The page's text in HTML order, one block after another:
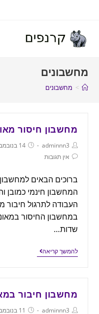
מחשבונים
> מחשבונים
מחשבון חיסור
adminnn3 14 בנובמבר 2024
אין תגובות
ברוכים הבאים
המחשבון חינמי כמובן
העבודה לתרגול חיבור
שדות…
להמשך קריאה
מחשבון חיבור
adminnn3 11 בנובמבר 2024